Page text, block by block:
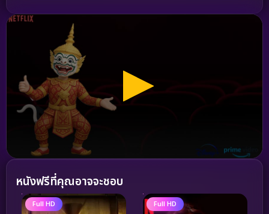
หนังฟรีที่คุณอาจจะชอบ
Full HD Full HD